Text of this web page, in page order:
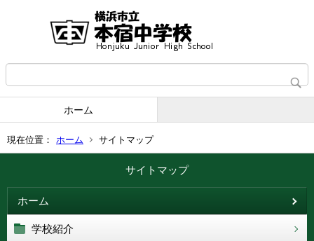
ホーム
現在位置： ホーム サイトマップ
サイトマップ
ホーム
学校紹介